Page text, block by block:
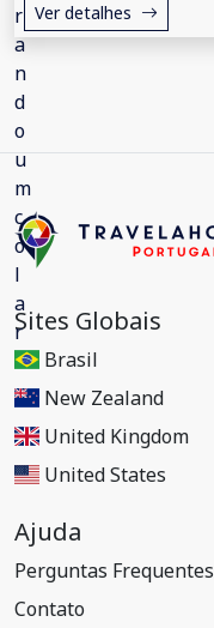
Ver detalhes
Sites Globais
Brasil
New Zealand
United Kingdom
United States
Ajuda
Perguntas Frequentes
Contato